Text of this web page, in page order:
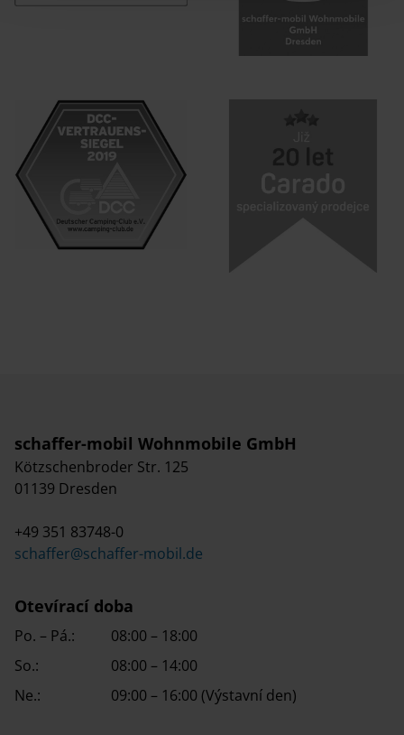
schaffer-mobil Wohnmobile GmbH
Kötzschenbroder Str. 125
01139 Dresden
+49 351 83748-0
schaffer@schaffer-mobil.de
Otevírací doba
Po. – Pá.:
08:00 – 18:00
So.:
08:00 – 14:00
Ne.:
09:00 – 16:00 (Výstavní den)